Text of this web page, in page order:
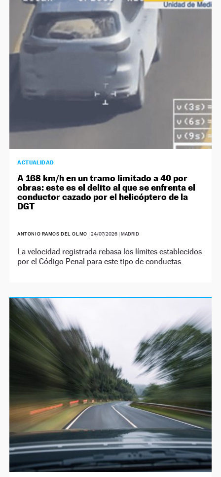
ACTUALIDAD
A 168 km/h en un tramo limitado a 40 por
obras: este es el delito al que se enfrenta el
conductor cazado por el helicóptero de la
DGT
ANTONIO RAMOS DEL OLMO | 24/07/2026| MADRID
La velocidad registrada rebasa los límites establecidos
por el Código Penal para este tipo de conductas.